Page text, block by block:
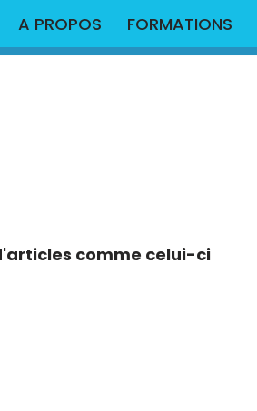
A PROPOS FORMATIONS
comme celui-ci